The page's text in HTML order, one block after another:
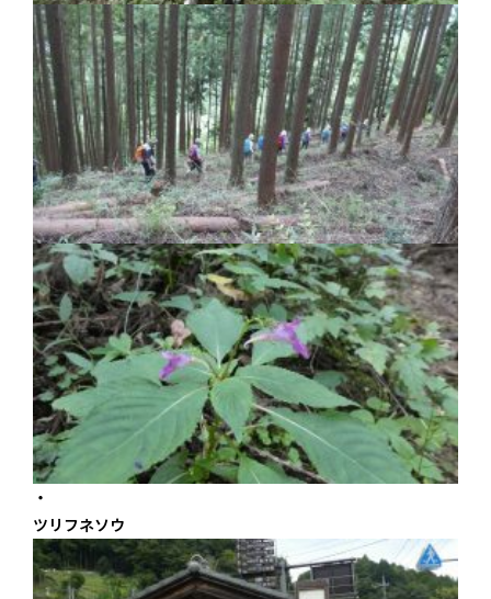
ツリフネソウ